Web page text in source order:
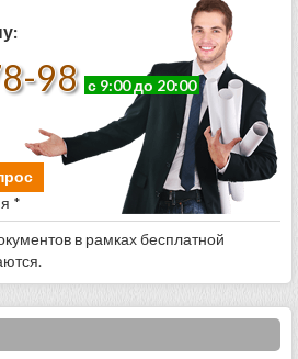
98 с 9:00 до 20:00
*
в рамках бесплатной